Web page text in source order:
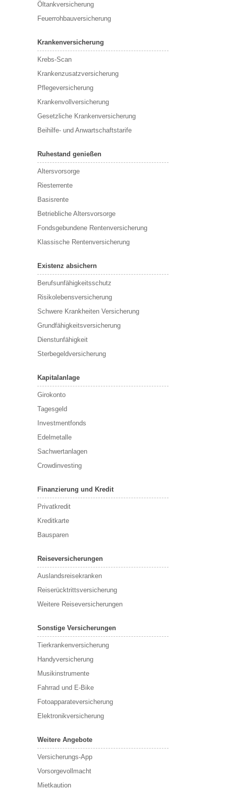
Öltankversicherung
Feuerrohbauversicherung
Krankenversicherung
Krebs-Scan
Krankenzusatzversicherung
Pflegeversicherung
Krankenvollversicherung
Gesetzliche Krankenversicherung
Beihilfe- und Anwartschaftstarife
Ruhestand genießen
Altersvorsorge
Riesterrente
Basisrente
Betriebliche Altersvorsorge
Fondsgebundene Rentenversicherung
Klassische Rentenversicherung
Existenz absichern
Berufsunfähigkeitsschutz
Risikolebensversicherung
Schwere Krankheiten Versicherung
Grundfähigkeitsversicherung
Dienstunfähigkeit
Sterbegeldversicherung
Kapitalanlage
Girokonto
Tagesgeld
Investmentfonds
Edelmetalle
Sachwertanlagen
Crowdinvesting
Finanzierung und Kredit
Privatkredit
Kreditkarte
Bausparen
Reiseversicherungen
Auslandsreisekranken
Reiserücktrittsversicherung
Weitere Reiseversicherungen
Sonstige Versicherungen
Tierkrankenversicherung
Handyversicherung
Musikinstrumente
Fahrrad und E-Bike
Fotoapparateversicherung
Elektronikversicherung
Weitere Angebote
Versicherungs-App
Vorsorgevollmacht
Mietkaution